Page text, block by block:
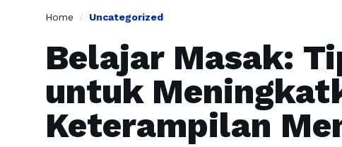
Home / Uncategorized
Belajar Masak:
untuk
Keterampilan